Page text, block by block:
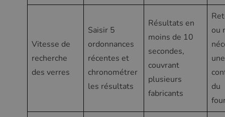
Vitesse de
recherche
des verres
Saisir 5
ordonnances
récentes et
chronométrer
les résultats
Résultats en
moins de 10
secondes,
couvrant
plusieurs
fabricants
ou
une
du